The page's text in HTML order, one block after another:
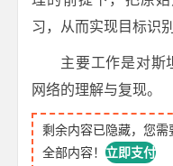
习，从而实现目标识别
主要工作是对斯
网络的理解与复现。
剩余内容已隐藏，您需
全部内容！立即支付